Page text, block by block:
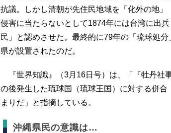
抗議。しかし清朝が先住民地域を「化外の地
侵害に当たらないとして1874年には台湾に出
民」と認めさせた。最終的に79年の「琉球処
県が設置されたのだ。
『世界知識』（3月16日号）は、「『牡丹社
の後発生した琉球国（琉球王国）に対する併
まりだ」と指摘している。
沖縄県民の意識は…